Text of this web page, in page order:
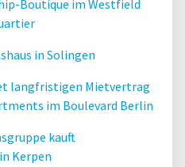
Boutique im Westfield
in Solingen
langfristigen Mietvertrag
im Boulevard Berlin
kauft
Kerpen